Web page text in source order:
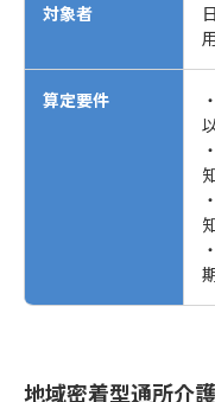
対象者
算定要件
地域密着型通所介護